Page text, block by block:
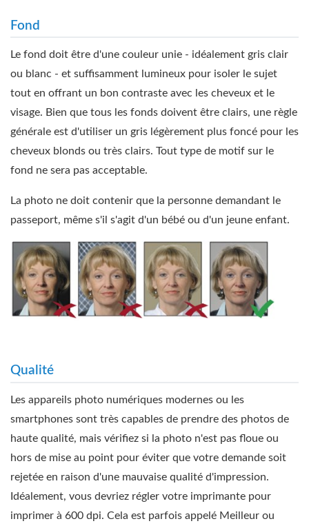
Fond
Le fond doit être d'une couleur unie - idéalement gris clair
ou blanc - et suffisamment lumineux pour isoler le sujet
tout en offrant un bon contraste avec les cheveux et le
visage. Bien que tous les fonds doivent être clairs, une règle
générale est d'utiliser un gris légèrement plus foncé pour les
cheveux blonds ou très clairs. Tout type de motif sur le
fond ne sera pas acceptable.
La photo ne doit contenir que la personne demandant le
passeport, même s'il s'agit d'un bébé ou d'un jeune enfant.
Qualité
Les appareils photo numériques modernes ou les
smartphones sont très capables de prendre des photos de
haute qualité, mais vérifiez si la photo n'est pas floue ou
hors de mise au point pour éviter que votre demande soit
rejetée en raison d'une mauvaise qualité d'impression.
Idéalement, vous devriez régler votre imprimante pour
imprimer à 600 dpi. Cela est parfois appelé Meilleur ou